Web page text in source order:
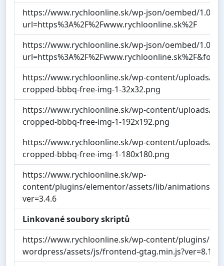
https://www.rychloonline.sk/wp-json/oembed/1.0/
url=https%3A%2F%2Fwww.rychloonline.sk%2F
https://www.rychloonline.sk/wp-json/oembed/1.0/
https://www.rychloonline.sk/wp-content/uploads/
cropped-bbbq-free-img-1-32x32.png
https://www.rychloonline.sk/wp-content/uploads/
cropped-bbbq-free-img-1-192x192.png
https://www.rychloonline.sk/wp-content/uploads/
cropped-bbbq-free-img-1-180x180.png
https://www.rychloonline.sk/wp-
content/plugins/elementor/assets/lib/animations/
ver=3.4.6
Linkované soubory skriptů
https://www.rychloonline.sk/wp-content/plugins/
wordpress/assets/js/frontend-gtag.min.js?ver=8.1.0